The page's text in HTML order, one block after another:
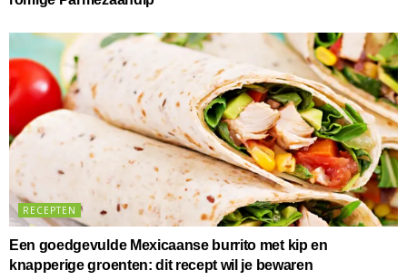
RECEPTEN
Een goedgevulde Mexicaanse burrito met kip en
knapperige groenten: dit recept wil je bewaren